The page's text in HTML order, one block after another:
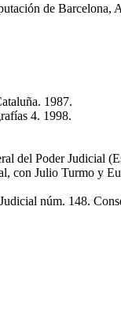
de Barcelona,
1987.
4. 1998.
del Poder Judicial
Julio Turmo y
núm. 148.